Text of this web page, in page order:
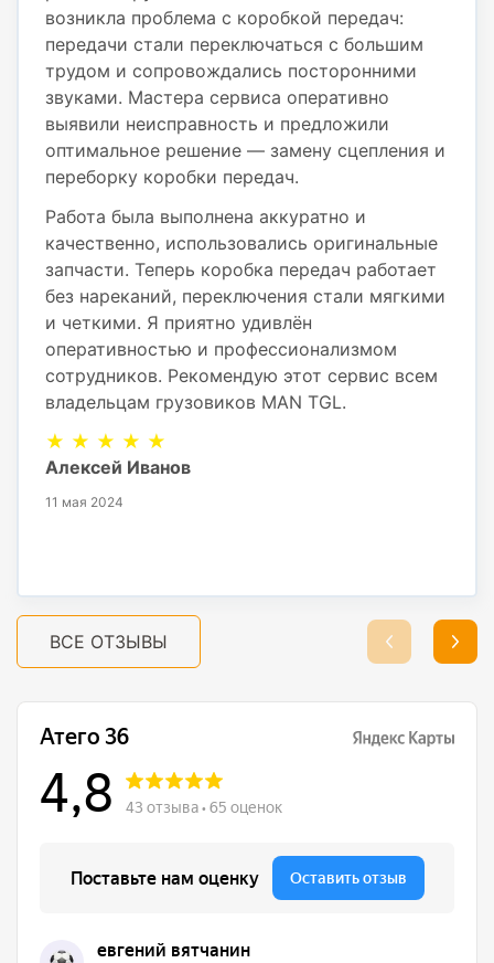
возникла проблема с коробкой передач:
передачи стали переключаться с большим
трудом и сопровождались посторонними
звуками. Мастера сервиса оперативно
выявили неисправность и предложили
оптимальное решение — замену сцепления и
переборку коробки передач.
Работа была выполнена аккуратно и
качественно, использовались оригинальные
запчасти. Теперь коробка передач работает
без нареканий, переключения стали мягкими
и четкими. Я приятно удивлён
оперативностью и профессионализмом
сотрудников. Рекомендую этот сервис всем
владельцам грузовиков MAN TGL.
★ ★ ★ ★ ★
Алексей Иванов
11 мая 2024
ВСЕ ОТЗЫВЫ